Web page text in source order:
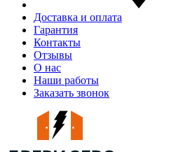
Доставка и оплата
Гарантия
Контакты
Отзывы
О нас
Наши работы
Заказать звонок